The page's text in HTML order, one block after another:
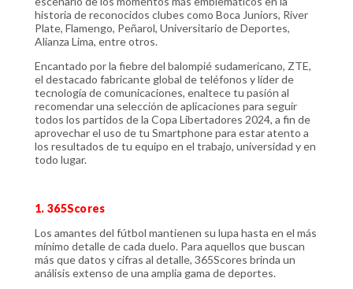
historia de reconocidos clubes como Boca Juniors, River
Plate, Flamengo, Peñarol, Universitario de Deportes,
Alianza Lima, entre otros.
Encantado por la fiebre del balompié sudamericano, ZTE,
el destacado fabricante global de teléfonos y líder de
tecnología de comunicaciones, enaltece tu pasión al
recomendar una selección de aplicaciones para seguir
todos los partidos de la Copa Libertadores 2024, a fin de
aprovechar el uso de tu Smartphone para estar atento a
los resultados de tu equipo en el trabajo, universidad y en
todo lugar.
1. 365Scores
Los amantes del fútbol mantienen su lupa hasta en el más
mínimo detalle de cada duelo. Para aquellos que buscan
más que datos y cifras al detalle, 365Scores brinda un
análisis extenso de una amplia gama de deportes.